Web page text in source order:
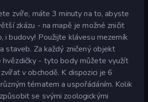
zvíře, máte 3 minuty na to, abyste
zkázu - na mapě je možné zničit
i budovy! Použijte klávesu mezerník
staveb. Za každý zničený objekt
- tyto body můžete využít
v obchodě. K dispozici je 6
tématem a uspořádáním. Kolik
se svými zoologickými